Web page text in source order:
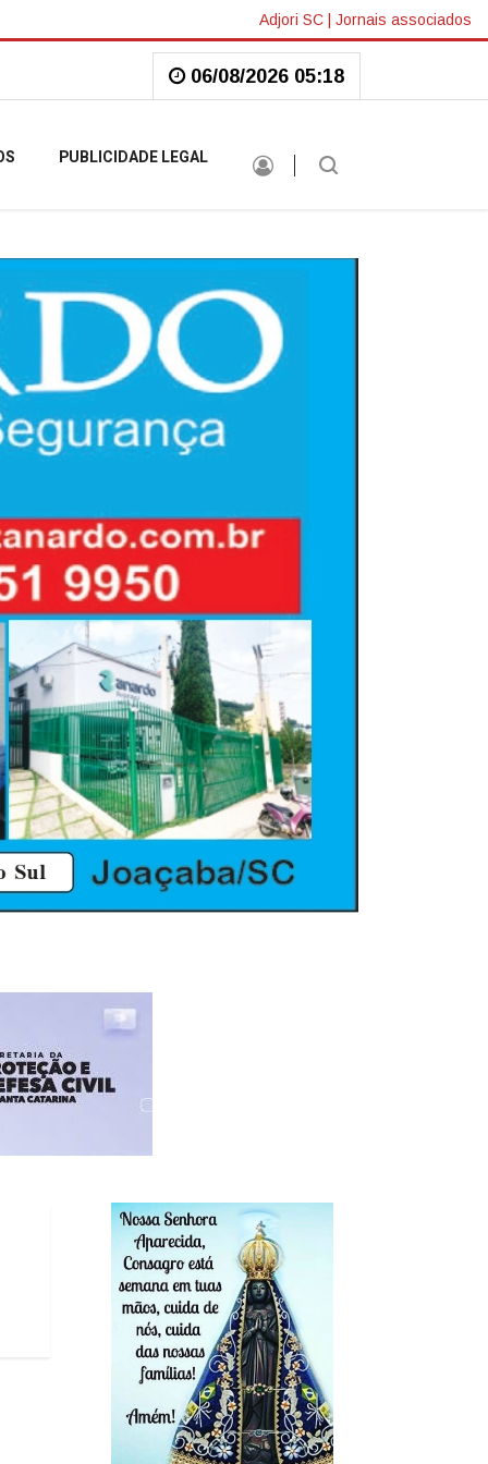
Adjori SC | Jornais associados
06/08/2026 05:18
PUBLICIDADE LEGAL